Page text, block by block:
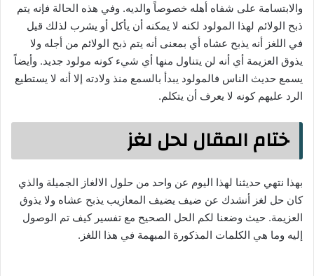
والابتسامة على شفاه أهله خصوصاً والديه. وفي هذه الحالة فإنه يتم
ذبح الولائم لهذا المولود لكنه لا يمكنه أن يأكل أو يشرب لذلك قيل
في اللغز أنه يذبح عشاه أي بمعنى أنه يتم ذبح الولائم من أجله ولا
يذوق العزيمة أي أنه لن يتناول منها أي شيء كونه مولود جديد. وأيضاً
يسمع حديث الناس فالمولود يبدأ بالسمع منذ ولادته إلا أنه لا يستطيع
الرد عليهم كونه لا يعرف أن يتكلم.
ختام المقال لحل لغز
بهذا نتهي حديثنا لهذا اليوم عن واحد من حلول الالغاز الجميلة والذي
كان حل لغز أنشدك عن ضيف يضيف المعازيب يذبح عشاه ولا يذوق
العزيمة. حيث وضعنا لكم الحل الصحيح مع تفسير كيف تم الوصول
إليه وما هي الكلمات المذكورة المبهمة في هذا اللغز.